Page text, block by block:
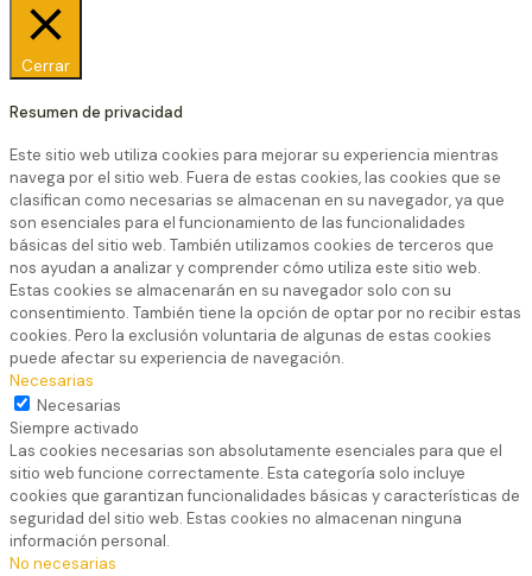
Cerrar
Resumen de privacidad
Este sitio web utiliza cookies para mejorar su experiencia mientras
navega por el sitio web. Fuera de estas cookies, las cookies que se
clasifican como necesarias se almacenan en su navegador, ya que
son esenciales para el funcionamiento de las funcionalidades
básicas del sitio web. También utilizamos cookies de terceros que
nos ayudan a analizar y comprender cómo utiliza este sitio web.
Estas cookies se almacenarán en su navegador solo con su
consentimiento. También tiene la opción de optar por no recibir estas
cookies. Pero la exclusión voluntaria de algunas de estas cookies
puede afectar su experiencia de navegación.
Necesarias
Necesarias
Siempre activado
Las cookies necesarias son absolutamente esenciales para que el
sitio web funcione correctamente. Esta categoría solo incluye
cookies que garantizan funcionalidades básicas y características de
seguridad del sitio web. Estas cookies no almacenan ninguna
información personal.
No necesarias